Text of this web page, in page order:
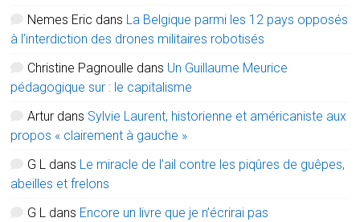
Nemes Eric dans La Belgique parmi les 12 pays opposés
à l’interdiction des drones militaires robotisés
Christine Pagnoulle dans Un Guillaume Meurice
pédagogique sur : le capitalisme
Artur dans Sylvie Laurent, historienne et américaniste aux
propos « clairement à gauche »
G L dans Le miracle de l’ail contre les piqûres de guêpes,
abeilles et frelons
G L dans Encore un livre que je n’écrirai pas